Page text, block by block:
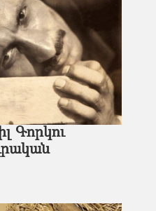
Գորկու